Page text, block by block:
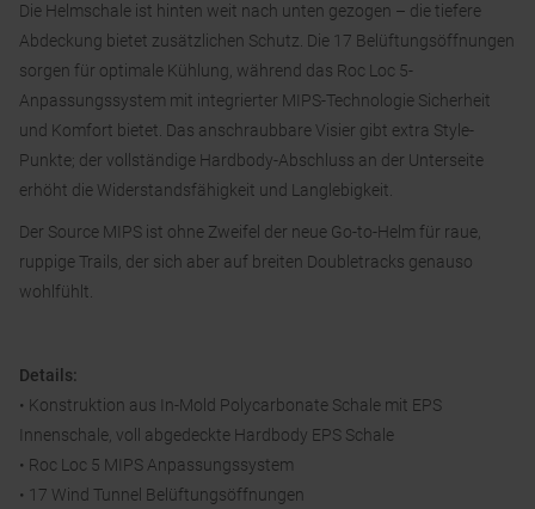
Die Helmschale ist hinten weit nach unten gezogen – die tiefere
Abdeckung bietet zusätzlichen Schutz. Die 17 Belüftungsöffnungen
sorgen für optimale Kühlung, während das Roc Loc 5-
Anpassungssystem mit integrierter MIPS-Technologie Sicherheit
und Komfort bietet. Das anschraubbare Visier gibt extra Style-
Punkte; der vollständige Hardbody-Abschluss an der Unterseite
erhöht die Widerstandsfähigkeit und Langlebigkeit.
Der Source MIPS ist ohne Zweifel der neue Go-to-Helm für raue,
ruppige Trails, der sich aber auf breiten Doubletracks genauso
wohlfühlt.
Details:
• Konstruktion aus In-Mold Polycarbonate Schale mit EPS
Innenschale, voll abgedeckte Hardbody EPS Schale
• Roc Loc 5 MIPS Anpassungssystem
• 17 Wind Tunnel Belüftungsöffnungen